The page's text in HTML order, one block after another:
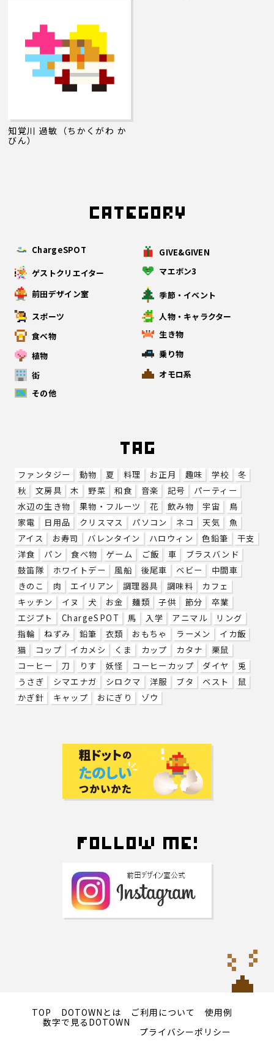
ChargeSPOT
GIVE&GIVEN
ゲストクリエイター
マエボン3
前田デザイン室
季節・イベント
スポーツ
人物・キャラクター
食べ物
生き物
植物
乗り物
街
オモロ系
その他
ファンタジー 動物 夏 料理 お正月 趣味 学校
冬
秋
文房具 木 野菜 和食 音楽 記号
パーティー
水辺の生き物
果物・フルーツ 花 飲み物 宇宙
鳥
家電
日用品 クリスマス パソコン ネコ 天気
魚
アイス
お寿司 バレンタイン ハロウィン 色鉛筆
干支
洋食
パン 食べ物 ゲーム ご飯 車
ブラスバンド
鼓笛隊
ホワイトデー 風船 後尾車 ベビー
中間車
きのこ
肉 エイリアン 調理器具 調味料
カフェ
キッチン
イヌ 犬 お金 麺類 子供 節分
卒業
エジプト
ChargeSPOT 馬 入学 アニマル
リング
指輪
ねずみ 鉛筆 衣類 おもちゃ ラーメン
イカ飯
猫
コップ イカメシ くま カップ カタナ
栗鼠
コーヒー
刀 りす 妖怪 コーヒーカップ ダイヤ
兎
うさぎ
シマエナガ シロクマ 洋服 ブタ ベスト
鼠
かぎ針
キャップ おにぎり ゾウ
知覚川 過敏（ちかくがわ か
びん）
TOP DOTOWNとは ご利用について
使用例
数字で見るDOTOWN
プライバシーポリシー